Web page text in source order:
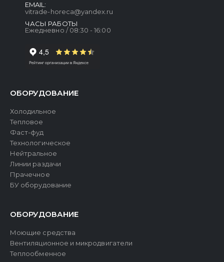
EMAIL:
vitrade-horeca@yandex.ru
ЧАСЫ РАБОТЫ
Ежедневно / 08:30 - 16:00
ОБОРУДОВАНИЕ
Холодильное
Тепловое
Фаст-фуд
Технологическое
Нейтральное
Линии раздачи
Прачечное
БУ оборудование
ОБОРУДОВАНИЕ
Моющие средства
Вентиляционное и микродвигатели
Теплообменное